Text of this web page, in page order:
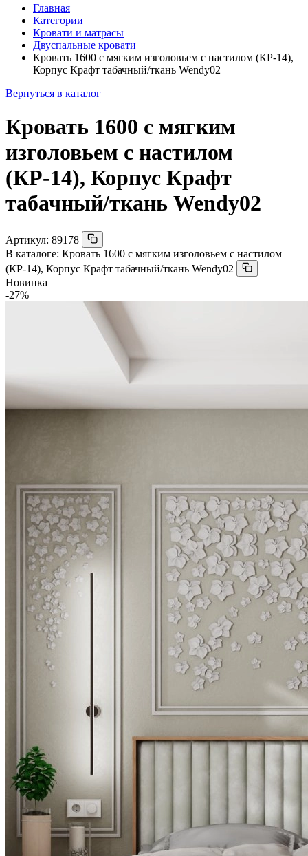
Главная
Категории
Кровати и матрасы
Двуспальные кровати
Кровать 1600 с мягким изголовьем с настилом (КР-14),
Корпус Крафт табачный/ткань Wendy02
Вернуться в каталог
Кровать 1600 с мягким
изголовьем с настилом
(КР-14), Корпус Крафт
табачный/ткань Wendy02
Артикул: 89178
В каталоге: Кровать 1600 с мягким изголовьем с настилом
(КР-14), Корпус Крафт табачный/ткань Wendy02
Новинка
-27%